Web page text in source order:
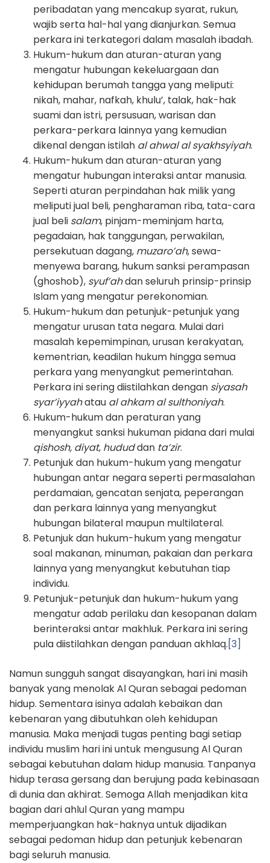
peribadatan yang mencakup syarat, rukun,
wajib serta hal-hal yang dianjurkan. Semua
perkara ini terkategori dalam masalah ibadah.
Hukum-hukum dan aturan-aturan yang
mengatur hubungan kekeluargaan dan
kehidupan berumah tangga yang meliputi:
nikah, mahar, nafkah, khulu’, talak, hak-hak
suami dan istri, persusuan, warisan dan
perkara-perkara lainnya yang kemudian
dikenal dengan istilah al ahwal al syakhsyiyah.
Hukum-hukum dan aturan-aturan yang
mengatur hubungan interaksi antar manusia.
Seperti aturan perpindahan hak milik yang
meliputi jual beli, pengharaman riba, tata-cara
jual beli salam, pinjam-meminjam harta,
pegadaian, hak tanggungan, perwakilan,
persekutuan dagang, muzaro’ah, sewa-
menyewa barang, hukum sanksi perampasan
(ghoshob), syuf’ahdan seluruh prinsip-prinsip
Islam yang mengatur perekonomian.
Hukum-hukum dan petunjuk-petunjuk yang
mengatur urusan tata negara. Mulai dari
masalah kepemimpinan, urusan kerakyatan,
kementrian, keadilan hukum hingga semua
perkara yang menyangkut pemerintahan.
Perkara ini sering diistilahkan dengan siyasah
syar’iyyahatau al ahkam al sulthoniyah.
Hukum-hukum dan peraturan yang
menyangkut sanksi hukuman pidana dari mulai
qishosh, diyat, hududdan ta’zir.
Petunjuk dan hukum-hukum yang mengatur
hubungan antar negara seperti permasalahan
perdamaian, gencatan senjata, peperangan
dan perkara lainnya yang menyangkut
hubungan bilateral maupun multilateral.
Petunjuk dan hukum-hukum yang mengatur
soal makanan, minuman, pakaian dan perkara
lainnya yang menyangkut kebutuhan tiap
individu.
Petunjuk-petunjuk dan hukum-hukum yang
mengatur adab perilaku dan kesopanan dalam
berinteraksi antar makhluk. Perkara ini sering
pula diistilahkan dengan panduan akhlaq.[3]
Namun sungguh sangat disayangkan, hari ini masih
banyak yang menolak Al Quran sebagai pedoman
hidup. Sementara isinya adalah kebaikan dan
kebenaran yang dibutuhkan oleh kehidupan
manusia. Maka menjadi tugas penting bagi setiap
individu muslim hari ini untuk mengusung Al Quran
sebagai kebutuhan dalam hidup manusia. Tanpanya
hidup terasa gersang dan berujung pada kebinasaan
di dunia dan akhirat. Semoga Allah menjadikan kita
bagian dari ahlul Quran yang mampu
memperjuangkan hak-haknya untuk dijadikan
sebagai pedoman hidup dan petunjuk kebenaran
bagi seluruh manusia.